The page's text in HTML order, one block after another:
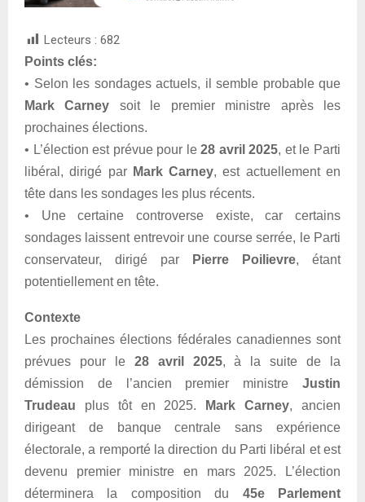
Lecteurs : 682
Points clés:
• Selon les sondages actuels, il semble probable que
Mark Carney soit le premier ministre après les
prochaines élections.
• L’élection est prévue pour le28 avril 2025, et le Parti
libéral, dirigé par Mark Carney, est actuellement en
tête dans les sondages les plus récents.
• Une certaine controverse existe, car certains
sondages laissent entrevoir une course serrée, le Parti
conservateur, dirigé par
Pierre Poilievre, étant
potentiellement en tête.
Contexte
Les prochaines élections fédérales canadiennes sont
prévues pour le 28 avril 2025, à la suite de la
démission de l’ancien premier ministre Justin
Trudeau plus tôt en 2025. Mark Carney, ancien
dirigeant de banque centrale sans expérience
électorale, a remporté la direction du Parti libéral et est
devenu premier ministre en mars 2025. L’élection
déterminera la composition du 45e Parlement